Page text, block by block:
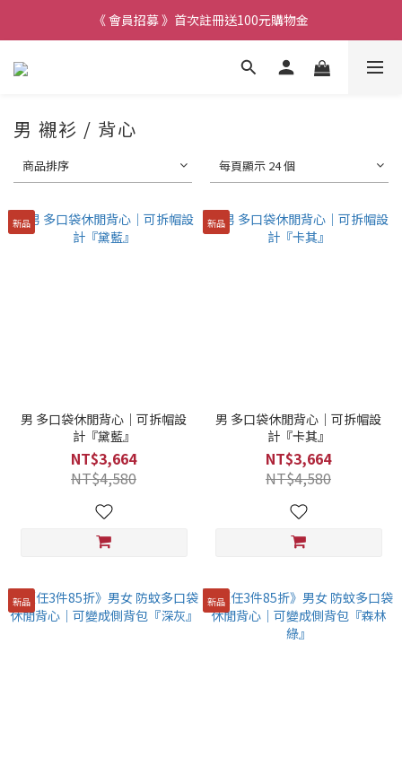
《 會員招募 》首次註冊送100元購物金
男 襯衫 / 背心
商品排序 每頁顯示 24 個
新品
男 多口袋休閒背心｜可拆帽設
計『黛藍』
NT$3,664
NT$4,580
新品
男 多口袋休閒背心｜可拆帽設
計『卡其』
NT$3,664
NT$4,580
新品 新品